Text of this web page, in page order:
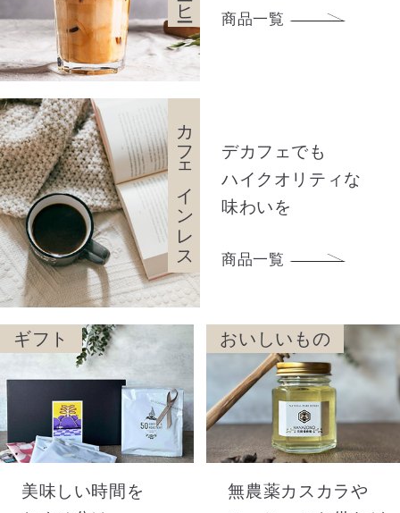
商品一覧
カフェインレス
デカフェでも
ハイクオリティな
味わいを
商品一覧
ギフト
美味しい時間を
おいしいもの
無農薬カスカラや